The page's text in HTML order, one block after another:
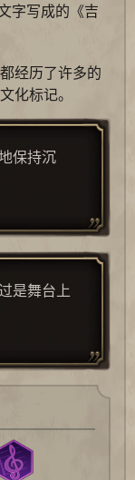
字写成的《吉
经历了许多的
化标记。
保持沉
是舞台上